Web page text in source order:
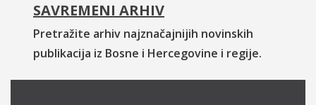
SAVREMENI ARHIV
Pretražite arhiv najznačajnijih novinskih
publikacija iz Bosne i Hercegovine i regije.